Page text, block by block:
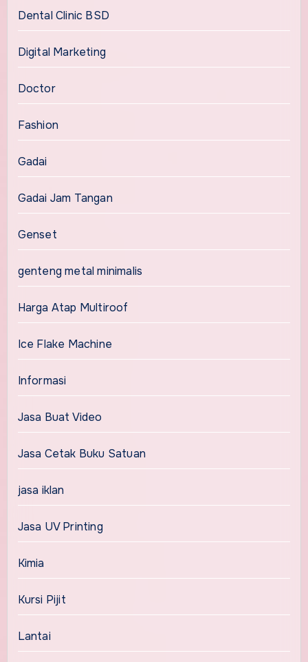
Dental Clinic BSD
Digital Marketing
Doctor
Fashion
Gadai
Gadai Jam Tangan
Genset
genteng metal minimalis
Harga Atap Multiroof
Ice Flake Machine
Informasi
Jasa Buat Video
Jasa Cetak Buku Satuan
jasa iklan
Jasa UV Printing
Kimia
Kursi Pijit
Lantai